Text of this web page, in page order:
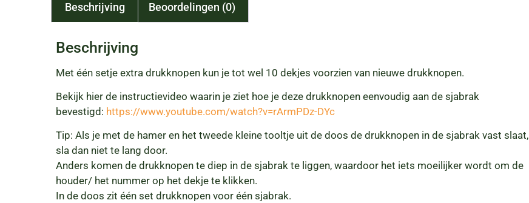
Beschrijving Beoordelingen (0)
Beschrijving
Met één setje extra drukknopen kun je tot wel 10 dekjes voorzien van nieuwe drukknopen.
Bekijk hier de instructievideo waarin je ziet hoe je deze drukknopen eenvoudig aan de sjabrak
bevestigd: https://www.youtube.com/watch?v=rArmPDz-DYc
Tip: Als je met de hamer en het tweede kleine tooltje uit de doos de drukknopen in de sjabrak vast slaat,
sla dan niet te lang door.
Anders komen de drukknopen te diep in de sjabrak te liggen, waardoor het iets moeilijker wordt om de
houder/ het nummer op het dekje te klikken.
In de doos zit één set drukknopen voor één sjabrak.